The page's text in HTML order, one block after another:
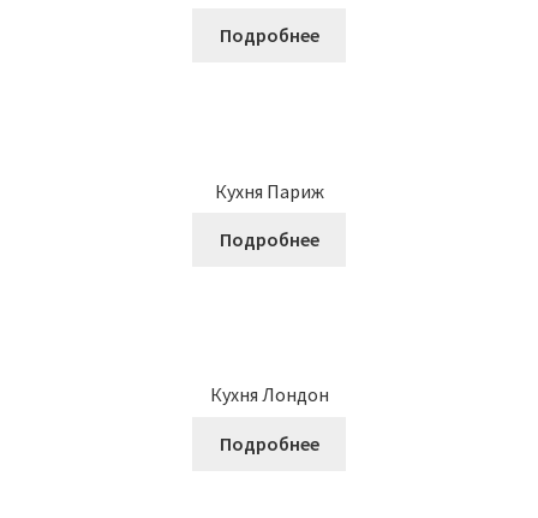
Подробнее
Кухня Париж
Подробнее
Кухня Лондон
Подробнее